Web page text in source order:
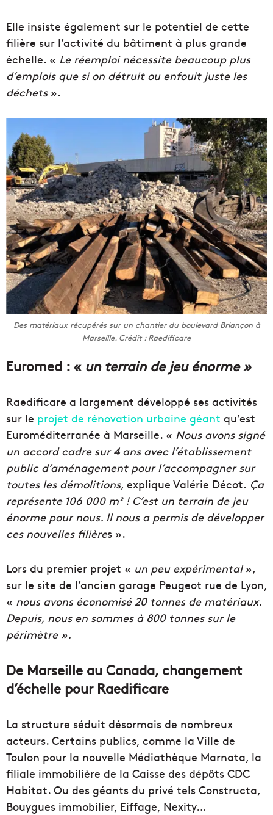
Elle insiste également sur le potentiel de cette
filière sur l’activité du bâtiment à plus grande
échelle. « Le réemploi nécessite beaucoup plus
d’emplois que si on détruit ou enfouit juste les
déchets ».
Des matériaux récupérés sur un chantier du boulevard Briançon à
Marseille. Crédit : Raedificare
Euromed : « un terrain de jeu énorme »
Raedificare a largement développé ses activités
sur le projet de rénovation urbaine géant qu’est
Euroméditerranée à Marseille. « Nous avons signé
un accord cadre sur 4 ans avec l’établissement
public d’aménagement pour l’accompagner sur
toutes les démolitions, explique Valérie Décot. Ça
représente 106 000 m² ! C’est un terrain de jeu
énorme pour nous. Ilnous a permis de développer
ces nouvelles filières ».
Lors du premier projet « un peu expérimental»,
sur le site de l’ancien garage Peugeot rue de Lyon,
« nous avons économisé 20 tonnes de matériaux.
Depuis, nous en sommes à 800 tonnes sur le
périmètre ».
De Marseille au Canada, changement
d’échelle pour Raedificare
La structure séduit désormais de nombreux
acteurs. Certains publics, comme la Ville de
Toulon pour la nouvelle Médiathèque Marnata, la
filiale immobilière de la Caisse des dépôts CDC
Habitat. Ou des géants du privé tels Constructa,
Bouygues immobilier, Eiffage, Nexity…